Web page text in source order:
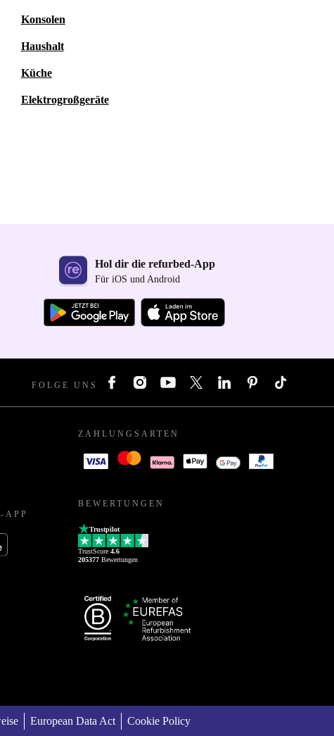
Konsolen
Haushalt
Küche
Elektrogroßgeräte
Hol dir die refurbed-App
Für iOS und Android
FOLGE UNS
APP
ZAHLUNGSARTEN
BEWERTUNGEN
Trustpilot
TrustScore 4.6
205377 Bewertungen
European Data Act Cookie Policy